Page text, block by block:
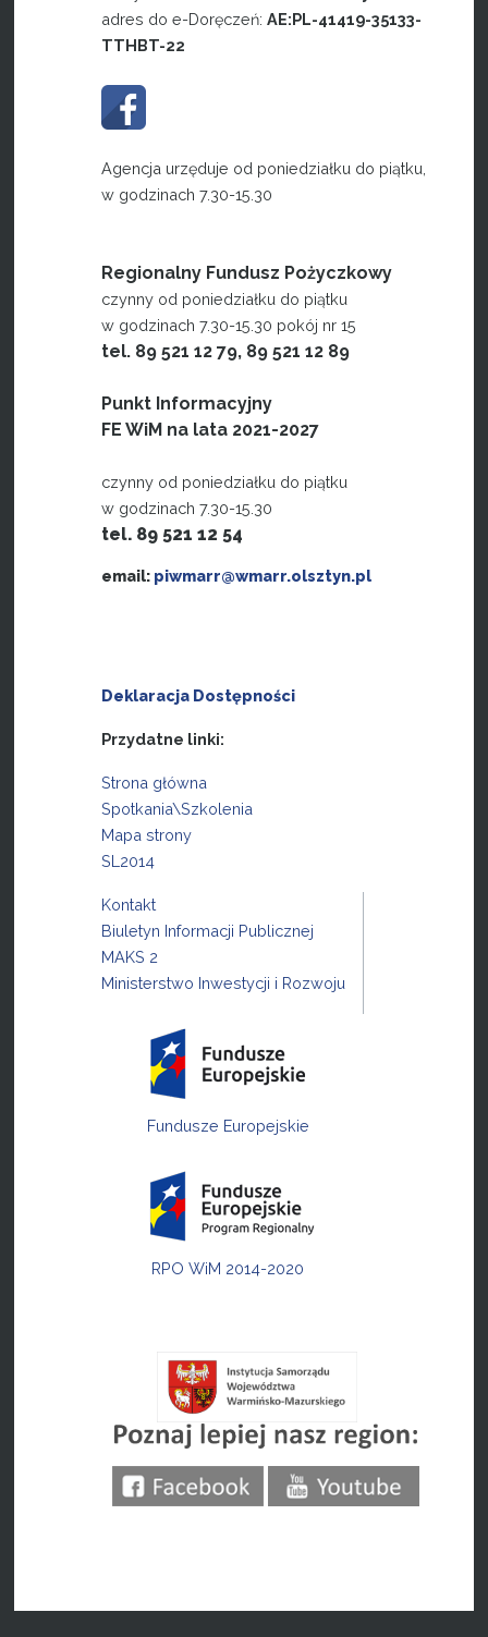
adres do e-Doręczeń:AE:PL-41419-35133-
TTHBT-22
Agencja urzęduje od poniedziałku do piątku,
w godzinach 7.30-15.30
Regionalny Fundusz Pożyczkowy
czynny od poniedziałku do piątku
w godzinach 7.30-15.30 pokój nr 15
tel. 89 521 12 79, 89 521 12 89
Punkt Informacyjny
FE WiM na lata 2021-2027
czynny od poniedziałku do piątku
w godzinach 7.30-15.30
tel. 89 521 12 54
email: piwmarr@wmarr.olsztyn.pl
Deklaracja Dostępności
Przydatne linki:
Strona główna
Spotkania\Szkolenia
Mapa strony
SL2014
Kontakt
Biuletyn Informacji Publicznej
MAKS 2
Ministerstwo Inwestycji i Rozwoju
Fundusze Europejskie
RPO WiM 2014-2020